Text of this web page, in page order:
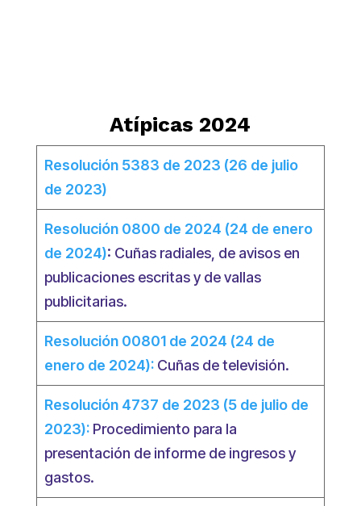
Atípicas 2024
Resolución 5383 de 2023 (26 de julio
de 2023)
Resolución 0800 de 2024 (24 de enero
de 2024): Cuñas radiales, de avisos en
publicaciones escritas y de vallas
publicitarias.
Resolución 00801 de 2024 (24 de
enero de 2024):Cuñas de televisión.
Resolución 4737 de 2023 (5 de julio de
2023):Procedimiento para la
presentación de informe de ingresos y
gastos.